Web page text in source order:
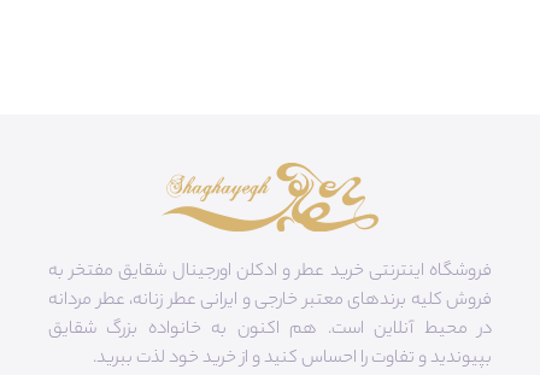
فروشگاه اینترنتی خرید عطر و ادکلن اورجینال شقایق مفتخر به
فروش کلیه برندهای معتبر خارجی و ایرانی عطر زنانه، عطر مردانه
در محیط آنلاین است. هم‌ اکنون به خانواده بزرگ شقایق
بپیوندید و تفاوت را احساس کنید و از خرید خود لذت ببرید.